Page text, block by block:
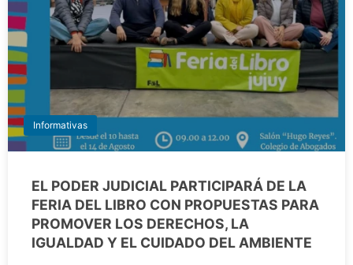
Informativas
EL PODER JUDICIAL PARTICIPARÁ DE LA
FERIA DEL LIBRO CON PROPUESTAS PARA
PROMOVER LOS DERECHOS, LA
IGUALDAD Y EL CUIDADO DEL AMBIENTE